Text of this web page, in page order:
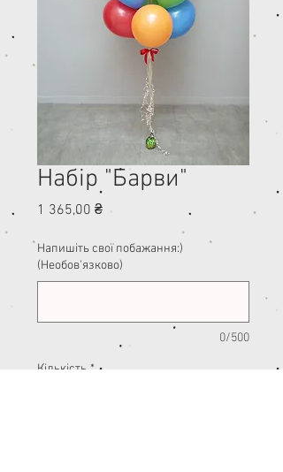
Набір "Барви"
1 365,00 ₴Ціна
Напишіть свої побажання:)
(Необов'язково)
0/500
Кількість *